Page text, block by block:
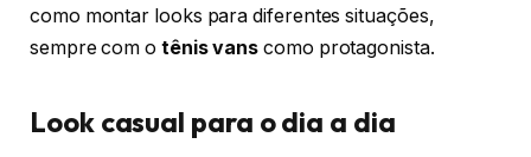
como montar looks para diferentes situações,
sempre com o tênis vanscomo protagonista.
Look casual para o dia a dia